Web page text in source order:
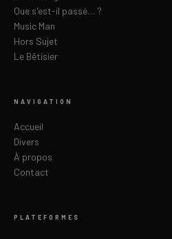
Que s'est-il passé… ?
Music Man
Hors Sujet
Le Bêtisier
NAVIGATION
Accueil
Divers
À propos
Contact
PLATEFORMES